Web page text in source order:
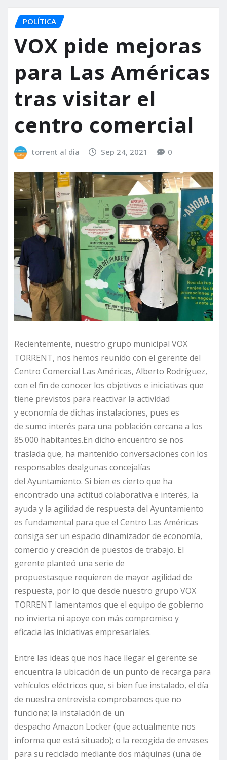
POLÍTICA
VOX pide mejoras
para Las Américas
tras visitar el
centro comercial
torrent al dia Sep 24, 2021 0
Recientemente, nuestro grupo municipal VOX
TORRENT, nos hemos reunido con el gerente del
Centro Comercial Las Américas, Alberto Rodríguez,
con el fin de conocer los objetivos e iniciativas que
tiene previstos para reactivar la actividad
y economía de dichas instalaciones, pues es
de sumo interés para una población cercana a los
85.000 habitantes.En dicho encuentro se nos
traslada que, ha mantenido conversaciones con los
responsables dealgunas concejalías
del Ayuntamiento. Si bien es cierto que ha
encontrado una actitud colaborativa e interés, la
ayuda y la agilidad de respuesta del Ayuntamiento
es fundamental para que el Centro Las Américas
consiga ser un espacio dinamizador de economía,
comercio y creación de puestos de trabajo. El
gerente planteó una serie de
propuestasque requieren de mayor agilidad de
respuesta, por lo que desde nuestro grupo VOX
TORRENT lamentamos que el equipo de gobierno
no invierta ni apoye con más compromiso y
eficacia las iniciativas empresariales.
Entre las ideas que nos hace llegar el gerente se
encuentra la ubicación de un punto de recarga para
vehículos eléctricos que, si bien fue instalado, el día
de nuestra entrevista comprobamos que no
funciona; la instalación de un
despacho Amazon Locker (que actualmente nos
informa que está situado); o la recogida de envases
para su reciclado mediante dos máquinas (una de